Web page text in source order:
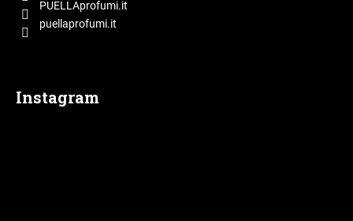
PUELLAprofumi.it
puellaprofumi.it
Instagram